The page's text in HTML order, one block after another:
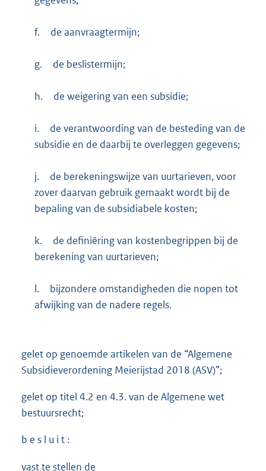
f. de aanvraagtermijn;
g. de beslistermijn;
h. de weigering van een subsidie;
i.
de verantwoording van de besteding van de
subsidie en de daarbij te overleggen gegevens;
j.
de berekeningswijze van uurtarieven, voor
zover daarvan gebruik gemaakt wordt bij de
bepaling van de subsidiabele kosten;
k.
de definiëring van kostenbegrippen bij de
berekening van uurtarieven;
l.
bijzondere omstandigheden die nopen tot
afwijking van de nadere regels.
gelet op genoemde artikelen van de “Algemene
Subsidieverordening Meierijstad 2018 (ASV)”;
gelet op titel 4.2 en 4.3. van de Algemene wet
bestuursrecht;
b e s l u i t :
vast te stellen de